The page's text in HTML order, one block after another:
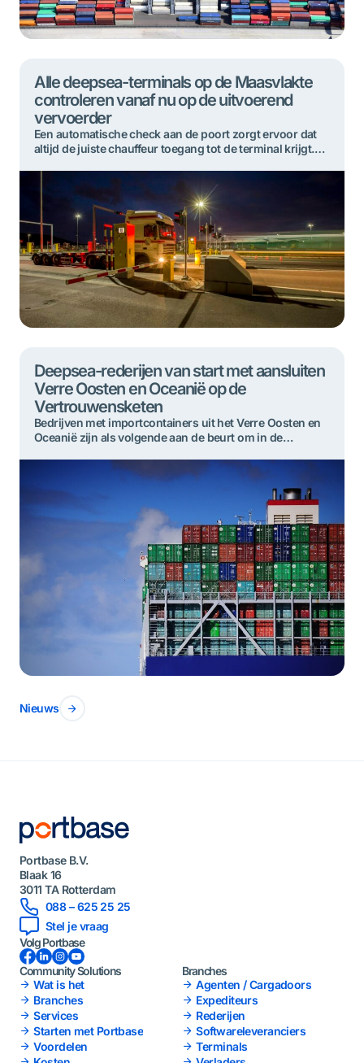
Alle deepsea-terminals op de Maasvlakte
controleren vanaf nu op de uitvoerend
vervoerder
Een automatische check aan de poort zorgt ervoor dat
altijd de juiste chauffeur toegang tot de terminal krijgt.
werkt nu bij alle deepsea-terminals op de Maasvlakte in
Rotterdam. Mogelijke misstanden bij het afhalen van
containers worden zo verder teruggedrongen. De
deepsea-terminals op de Maasvlakte hebben de
controle op […]
Deepsea-rederijen van start met aansluiten
Verre Oosten en Oceanië op de
Vertrouwensketen
Bedrijven met importcontainers uit het Verre Oosten en
Oceanië zijn als volgende aan de beurt om in de
Vertrouwensketen. De rederijen en hun cargadoors zijn
inmiddels gestart met hen aan te sluiten. Vanaf 3
februari 2025 gebeurt het vrijstellen van containers uit
beidevaargebieden alleen nog op de nieuwe […]
Nieuws
Portbase B.V.
Blaak 16
3011 TA Rotterdam
088 – 625 25 25
Stel je vraag
Volg Portbase
Facebook LinkedInInstagramYouTube
Community Solutions
Wat is het
Branches
Services
Starten met Portbase
Voordelen
Branches
Agenten / Cargadoors
Expediteurs
Rederijen
Softwareleveranciers
Terminals